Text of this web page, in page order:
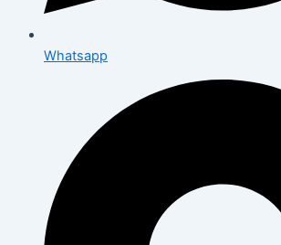
Whatsapp